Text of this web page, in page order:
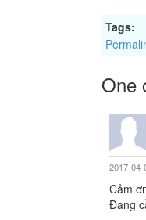
Tags:
One
2017-04-
Cảm
Đang